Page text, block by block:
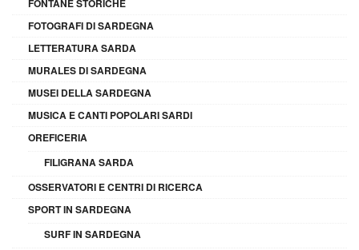
FONTANE STORICHE
FOTOGRAFI DI SARDEGNA
LETTERATURA SARDA
MURALES DI SARDEGNA
MUSEI DELLA SARDEGNA
MUSICA E CANTI POPOLARI SARDI
OREFICERIA
FILIGRANA SARDA
OSSERVATORI E CENTRI DI RICERCA
SPORT IN SARDEGNA
SURF IN SARDEGNA